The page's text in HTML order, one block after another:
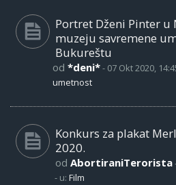
Portret Dženi Pinter u
muzeju savremene
Bukureštu
od *deni*- 07 Okt 2020,
umetnost
Konkurs za plakat
2020.
od AbortiraniTerorista
- u: Film